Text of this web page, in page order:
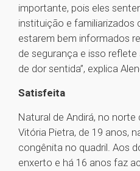
importante, pois eles
instituição e familiarizados
estarem bem informados
de segurança e isso
de dor sentida”, explica
Satisfeita
Natural de Andirá, no norte
Vitória Pietra, de 19 anos,
congênita no quadril. Aos
enxerto e há 16 anos faz